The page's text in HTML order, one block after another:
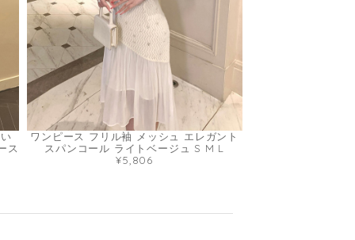
ス
ワンピース フリル袖 メッシュ エレガント
スパンコール ライトベージュ S M L
¥5,806